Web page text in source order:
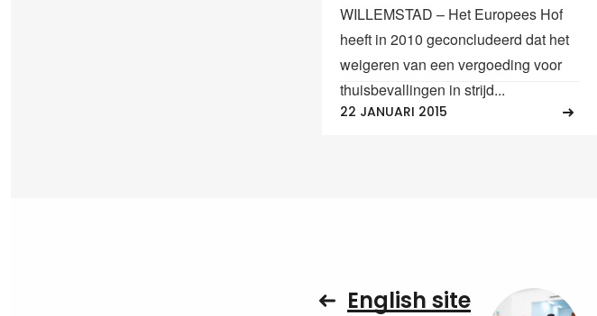
WILLEMSTAD – Het Europees Hof
heeft in 2010 geconcludeerd dat het
weigeren van een vergoeding voor
thuisbevallingen in strijd...
22 JANUARI 2015
English site